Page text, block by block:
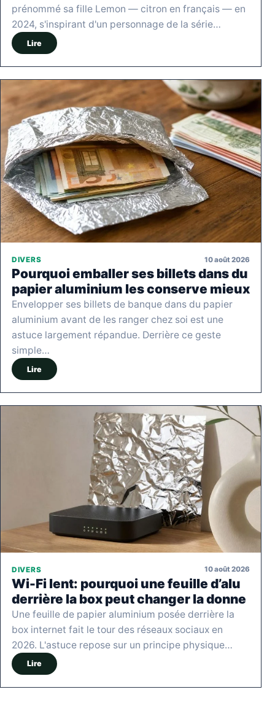
prénommé sa fille Lemon — citron en français — en
2024, s'inspirant d'un personnage de la série…
Lire
DIVERS 10 août 2026
Pourquoi emballer ses billets dans du
papier aluminium les conserve mieux
Envelopper ses billets de banque dans du papier
aluminium avant de les ranger chez soi est une
astuce largement répandue. Derrière ce geste
simple…
Lire
DIVERS 10 août 2026
Wi-Fi lent: pourquoi une feuille d’alu
derrière la box peut changer la donne
Une feuille de papier aluminium posée derrière la
box internet fait le tour des réseaux sociaux en
2026. L'astuce repose sur un principe physique…
Lire